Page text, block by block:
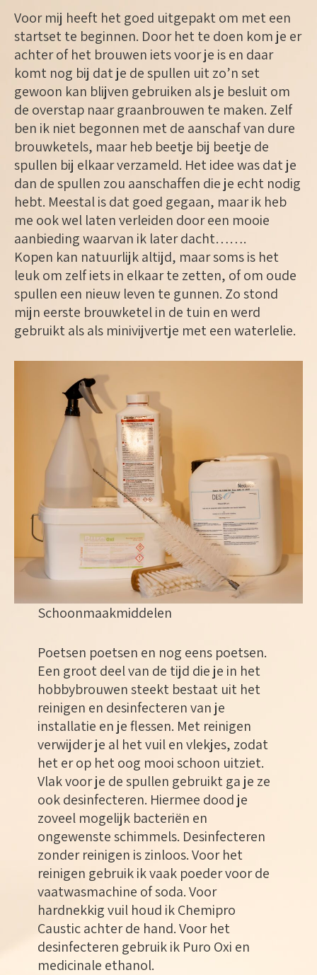
Voor mij heeft het goed uitgepakt om met een
startset te beginnen. Door het te doen kom je er
achter of het brouwen iets voor je is en daar
komt nog bij dat je de spullen uit zo’n set
gewoon kan blijven gebruiken als je besluit om
de overstap naar graanbrouwen te maken. Zelf
ben ik niet begonnen met de aanschaf van dure
brouwketels, maar heb beetje bij beetje de
spullen bij elkaar verzameld. Het idee was dat je
dan de spullen zou aanschaffen die je echt nodig
hebt. Meestal is dat goed gegaan, maar ik heb
me ook wel laten verleiden door een mooie
aanbieding waarvan ik later dacht…….
Kopen kan natuurlijk altijd, maar soms is het
leuk om zelf iets in elkaar te zetten, of om oude
spullen een nieuw leven te gunnen. Zo stond
mijn eerste brouwketel in de tuin en werd
gebruikt als als minivijvertje met een waterlelie.
Schoonmaakmiddelen
Poetsen poetsen en nog eens poetsen.
Een groot deel van de tijd die je in het
hobbybrouwen steekt bestaat uit het
reinigen en desinfecteren van je
installatie en je flessen. Met reinigen
verwijder je al het vuil en vlekjes, zodat
het er op het oog mooi schoon uitziet.
Vlak voor je de spullen gebruikt ga je ze
ook desinfecteren. Hiermee dood je
zoveel mogelijk bacteriën en
ongewenste schimmels. Desinfecteren
zonder reinigen is zinloos. Voor het
reinigen gebruik ik vaak poeder voor de
vaatwasmachine of soda. Voor
hardnekkig vuil houd ik Chemipro
Caustic achter de hand. Voor het
desinfecteren gebruik ik Puro Oxi en
medicinale ethanol.